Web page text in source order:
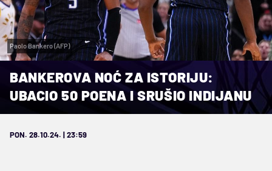
Paolo Bankero (AFP)
BANKEROVA NOĆ ZA ISTORIJU:
UBACIO 50 POENA I SRUŠIO INDIJANU
PON. 28.10.24. | 23:59